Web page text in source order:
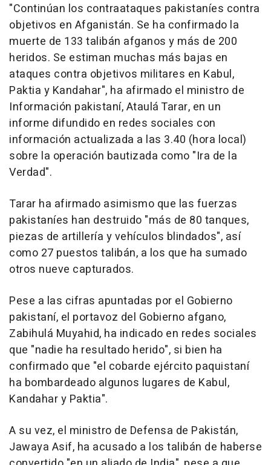
"Continúan los contraataques pakistaníes contra
objetivos en Afganistán. Se ha confirmado la
muerte de 133 talibán afganos y más de 200
heridos. Se estiman muchas más bajas en
ataques contra objetivos militares en Kabul,
Paktia y Kandahar", ha afirmado el ministro de
Información pakistaní, Ataulá Tarar, en un
informe difundido en redes sociales con
información actualizada a las 3.40 (hora local)
sobre la operación bautizada como "Ira de la
Verdad".
Tarar ha afirmado asimismo que las fuerzas
pakistaníes han destruido "más de 80 tanques,
piezas de artillería y vehículos blindados", así
como 27 puestos talibán, a los que ha sumado
otros nueve capturados.
Pese a las cifras apuntadas por el Gobierno
pakistaní, el portavoz del Gobierno afgano,
Zabihulá Muyahid, ha indicado en redes sociales
que "nadie ha resultado herido", si bien ha
confirmado que "el cobarde ejército paquistaní
ha bombardeado algunos lugares de Kabul,
Kandahar y Paktia".
A su vez, el ministro de Defensa de Pakistán,
Jawaya Asif, ha acusado a los talibán de haberse